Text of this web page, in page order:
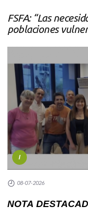
FSFA: “Las
poblaciones
I
08-07-2026
NOTA